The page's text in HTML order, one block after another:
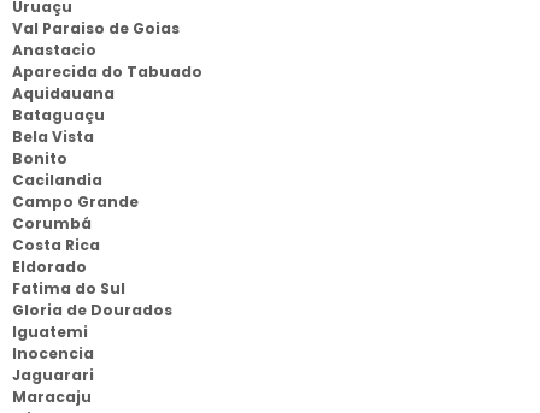
Uruaçu
Val Paraiso de Goias
Anastacio
Aparecida do Tabuado
Aquidauana
Bataguaçu
Bela Vista
Bonito
Cacilandia
Campo Grande
Corumbá
Costa Rica
Eldorado
Fatima do Sul
Gloria de Dourados
Iguatemi
Inocencia
Jaguarari
Maracaju